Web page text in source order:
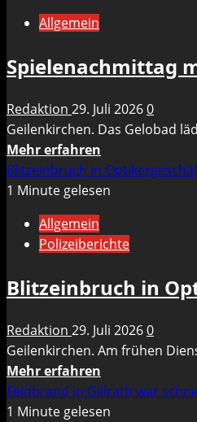
Mitarbeitende
würdigt
berufliche
Meilensteine
Allgemein
Spielenachmittag
Redaktion 29. Juli 20260
Geilenkirchen. Das Gelobad
Mehr erfahren
Informationen
über
Zeitrennen
Kinder
Gelobad
–
Anmeldung
erforderlich
Blitzeinbruch in
1 Minute gelesen
Allgemein
Polizeiberichte
Blitzeinbruch in
Redaktion 29. Juli 20260
Geilenkirchen. Am frühen
Mehr erfahren
Informationen
über
Feldbrand in Gillrath war
1 Minute gelesen